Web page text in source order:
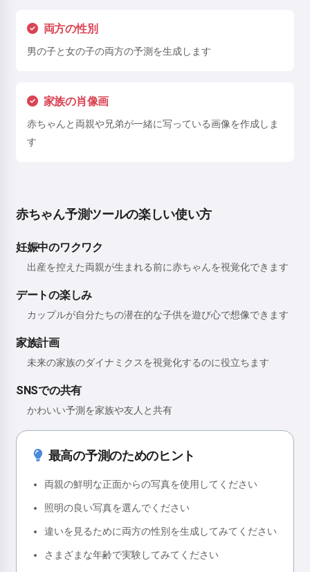
両方の性別
男の子と女の子の両方の予測を生成します
家族の肖像画
赤ちゃんと両親や兄弟が一緒に写っている画像を作成しま
す
赤ちゃん予測ツールの楽しい使い方
妊娠中のワクワク
出産を控えた両親が生まれる前に赤ちゃんを視覚化できます
デートの楽しみ
カップルが自分たちの潜在的な子供を遊び心で想像できます
家族計画
未来の家族のダイナミクスを視覚化するのに役立ちます
SNSでの共有
かわいい予測を家族や友人と共有
最高の予測のためのヒント
両親の鮮明な正面からの写真を使用してください
照明の良い写真を選んでください
違いを見るために両方の性別を生成してみてください
さまざまな年齢で実験してみてください